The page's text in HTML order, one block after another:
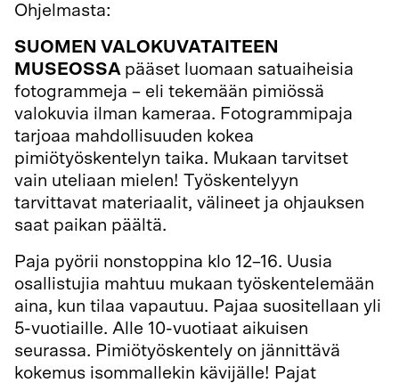
Ohjelmasta:
SUOMEN VALOKUVATAITEEN
MUSEOSSA pääset luomaan satuaiheisia
fotogrammeja – eli tekemään pimiössä
valokuvia ilman kameraa. Fotogrammipaja
tarjoaa mahdollisuuden kokea
pimiötyöskentelyn taika. Mukaan tarvitset
vain uteliaan mielen! Työskentelyyn
tarvittavat materiaalit, välineet ja ohjauksen
saat paikan päältä.
Paja pyörii nonstoppina klo 12–16. Uusia
osallistujia mahtuu mukaan työskentelemään
aina, kun tilaa vapautuu. Pajaa suositellaan yli
5-vuotiaille. Alle 10-vuotiaat aikuisen
seurassa. Pimiötyöskentely on jännittävä
kokemus isommallekin kävijälle! Pajat